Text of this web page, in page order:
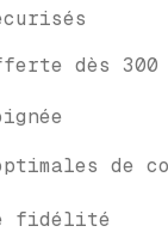
dès 300
de
fidélité